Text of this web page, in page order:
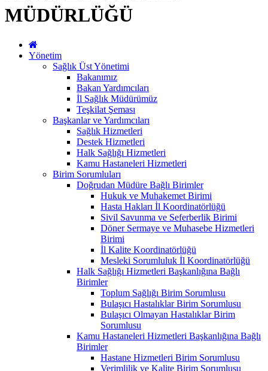
MÜDÜRLÜĞÜ
Yönetim
Sağlık Üst Yönetimi
Bakanımız
Bakan Yardımcıları
İl Sağlık Müdürümüz
Teşkilat Şeması
Başkanlar ve Yardımcıları
Sağlık Hizmetleri
Destek Hizmetleri
Halk Sağlığı Hizmetleri
Kamu Hastaneleri Hizmetleri
Birim Sorumluları
Doğrudan Müdüre Bağlı Birimler
Hukuk ve Muhakemet Birimi
Hasta Hakları İl Koordinatörlüğü
Sivil Savunma ve Seferberlik Birimi
Döner Sermaye ve Muhasebe Hizmetleri
Birimi
İl Kalite Koordinatörlüğü
Mesleki Sorumluluk İl Koordinatörlüğü
Halk Sağlığı Hizmetleri Başkanlığına Bağlı
Birimler
Toplum Sağlığı Birim Sorumlusu
Bulaşıcı Hastalıklar Birim Sorumlusu
Bulaşıcı Olmayan Hastalıklar Birim
Sorumlusu
Kamu Hastaneleri Hizmetleri Başkanlığına Bağlı
Birimler
Hastane Hizmetleri Birim Sorumlusu
Verimlilik ve Kalite Birim Sorumlusu